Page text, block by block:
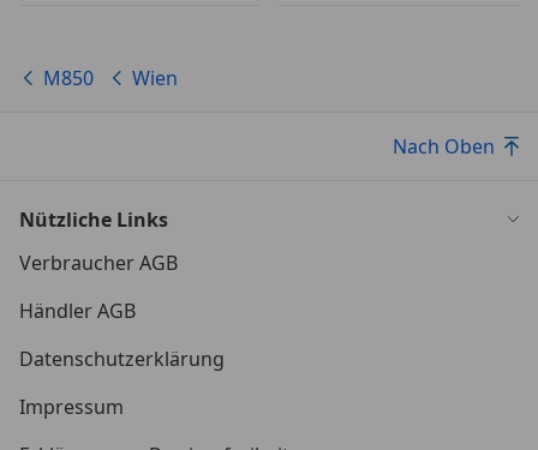
M850 Wien
Nach Oben
Nützliche Links
Verbraucher AGB
Händler AGB
Datenschutzerklärung
Impressum